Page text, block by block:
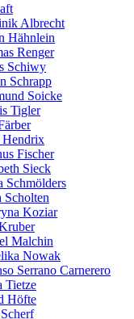
Albrecht
Hähnlein
Renger
Schiwy
Schrapp
Soicke
Tigler
Fischer
Sieck
Schmölders
Scholten
Koziar
Malchin
Nowak
Serrano Carnerero
Tietze
Höfte